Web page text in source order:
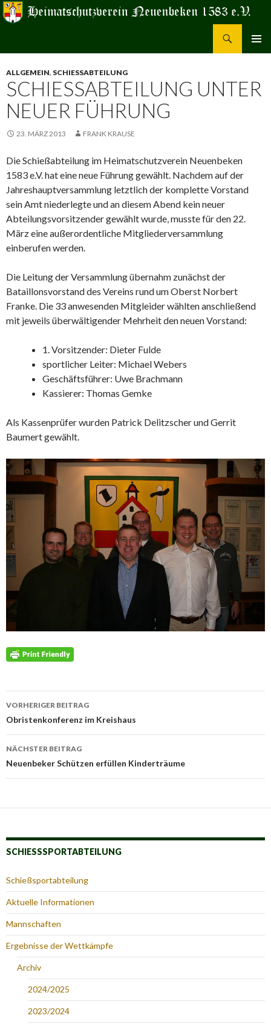
SPRINGEN
ALLGEMEIN, SCHIESSABTEILUNG
SCHIESSABTEILUNG UNTER N
EUER FÜHRUNG
23. MÄRZ 2013 FRANK KRAUSE
Die Schießabteilung im Heimatschutzverein Neuenbeken
1583 e.V. hat eine neue Führung gewählt. Nachdem auf der
Jahreshauptversammlung letztlich der komplette Vorstand
sein Amt niederlegte und an diesem Abend kein neuer
Abteilungsvorsitzender gewählt wurde, musste für den 22.
März eine außerordentliche Mitgliederversammlung
einberufen werden.
Die Leitung der Versammlung übernahm zunächst der
Bataillonsvorstand des Vereins rund um Oberst Norbert
Franke. Die 33 anwesenden Mitgleider wählten anschließend
mit jeweils überwältigender Mehrheit den neuen Vorstand:
1. Vorsitzender: Dieter Fulde
sportlicher Leiter: Michael Webers
Geschäftsführer: Uwe Brachmann
Kassierer: Thomas Gemke
Als Kassenprüfer wurden Patrick Delitzscher und Gerrit
Baumert gewählt.
Beitrags-
Navigation
VORHERIGER BEITRAG
Obristenkonferenz im Kreishaus
NÄCHSTER BEITRAG
Neuenbeker Schützen erfüllen Kinderträume
SCHIESSSPORTABTEILUNG
Schießsportabteilung
Aktuelle Informationen
Mannschaften
Ergebnisse der Wettkämpfe
Archiv
2024/2025
2023/2024